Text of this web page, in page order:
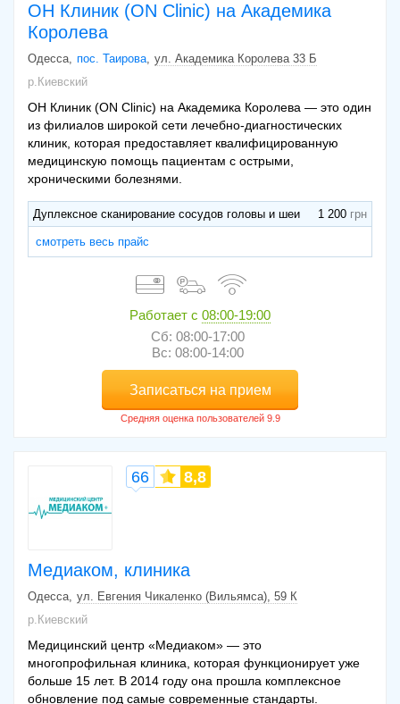
ОН Клиник (ON Clinic) на Академика
Королева
Одесса пос. Таирова ул. Академика Королева 33 Б
р.Киевский
ОН Клиник (ON Clinic) на Академика Королева — это один
из филиалов широкой сети лечебно-диагностических
клиник, которая предоставляет квалифицированную
медицинскую помощь пациентам с острыми,
хроническими болезнями.
Дуплексное сканирование сосудов головы и шеи 1 200
смотреть весь прайс
Работает с 08:00-19:00
Сб: 08:00-17:00
Вс: 08:00-14:00
Записаться на прием
Медиаком, клиника
66 8,8
Одесса ул. Евгения Чикаленко (Вильямса), 59 К
р.Киевский
Медицинский центр «Медиаком» — это
многопрофильная клиника, которая функционирует уже
больше 15 лет. В 2014 году она прошла комплексное
обновление под самые современные стандарты.